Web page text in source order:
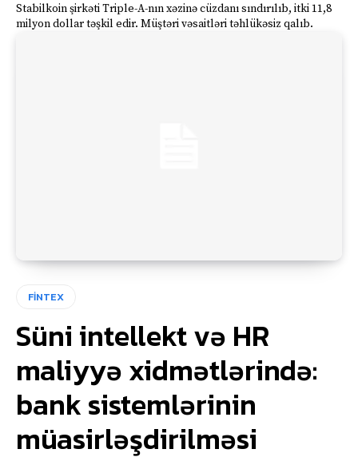
Stabilkoin şirkəti Triple-A-nın xəzinə cüzdanı sındırılıb, itki 11,8
milyon dollar təşkil edir. Müştəri vəsaitləri təhlükəsiz qalıb.
FİNTEX
Süni intellekt və HR
maliyyə xidmətlərində:
bank sistemlərinin
müasirləşdirilməsi